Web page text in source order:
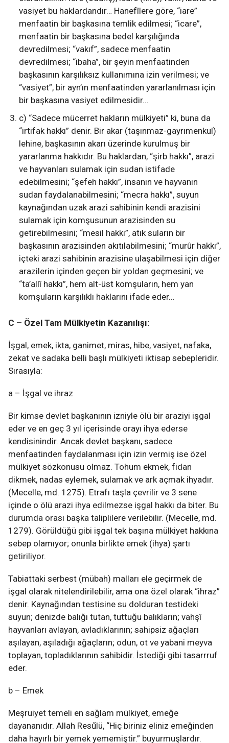
vasiyet bu haklardandır… Hanefîlere göre, “iare”
menfaatin bir başkasına temlik edilmesi; “icare”,
menfaatin bir başkasına bedel karşılığında
devredilmesi; “vakıf”, sadece menfaatin
devredilmesi; “ibaha”, bir şeyin menfaatinden
başkasının karşılıksız kullanımına izin verilmesi; ve
“vasiyet”, bir ayn’ın menfaatinden yararlanılması için
bir başkasına vasiyet edilmesidir…
c) “Sadece mücerret hakların mülkiyeti” ki, buna da
“irtifak hakkı” denir. Bir akar (taşınmaz-gayrımenkul)
lehine, başkasının akarı üzerinde kurulmuş bir
yararlanma hakkıdır. Bu haklardan, “şirb hakkı”, arazi
ve hayvanları sulamak için sudan istifade
edebilmesini; “şefeh hakkı”, insanın ve hayvanın
sudan faydalanabilmesini; “mecra hakkı”, suyun
kaynağından uzak arazi sahibinin kendi arazisini
sulamak için komşusunun arazisinden su
getirebilmesini; “mesil hakkı”, atık suların bir
başkasının arazisinden akıtılabilmesini; “murûr hakkı”,
içteki arazi sahibinin arazisine ulaşabilmesi için diğer
arazilerin içinden geçen bir yoldan geçmesini; ve
“ta’allî hakkı”, hem alt-üst komşuların, hem yan
komşuların karşılıklı haklarını ifade eder…
C – Özel Tam Mülkiyetin Kazanılışı:
İşgal, emek, ikta, ganimet, miras, hibe, vasiyet, nafaka,
zekat ve sadaka belli başlı mülkiyeti iktisap sebepleridir.
Sırasıyla:
a – İşgal ve ihraz
Bir kimse devlet başkanının izniyle ölü bir araziyi işgal
eder ve en geç 3 yıl içerisinde orayı ihya ederse
kendisinindir. Ancak devlet başkanı, sadece
menfaatinden faydalanması için izin vermiş ise özel
mülkiyet sözkonusu olmaz. Tohum ekmek, fidan
dikmek, nadas eylemek, sulamak ve ark açmak ihyadır.
(Mecelle, md. 1275). Etrafı taşla çevrilir ve 3 sene
içinde o ölü arazi ihya edilmezse işgal hakkı da biter. Bu
durumda orası başka taliplilere verilebilir. (Mecelle, md.
1279). Görüldüğü gibi işgal tek başına mülkiyet hakkına
sebep olamıyor; onunla birlikte emek (ihya) şartı
getiriliyor.
Tabiattaki serbest (mübah) malları ele geçirmek de
işgal olarak nitelendirilebilir, ama ona özel olarak “ihraz”
denir. Kaynağından testisine su dolduran testideki
suyun; denizde balığı tutan, tuttuğu balıkların; vahşî
hayvanları avlayan, avladıklarının; sahipsiz ağaçları
aşılayan, aşıladığı ağaçların; odun, ot ve yabani meyva
toplayan, topladıklarının sahibidir. İstediği gibi tasarrruf
eder.
b – Emek
Meşruiyet temeli en sağlam mülkiyet, emeğe
dayananıdır. Allah Resűlü, “Hiç biriniz eliniz emeğinden
daha hayırlı bir yemek yememiştir.” buyurmuşlardır.